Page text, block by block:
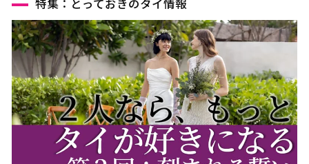
特集：とっておきのタイ情報